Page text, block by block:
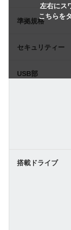
左右にス
こちらを
準拠規格
セキュリティー
USB部
搭載ドライブ